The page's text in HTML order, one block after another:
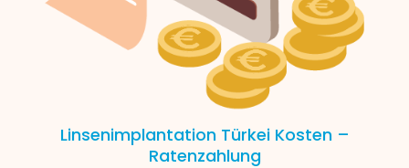
Linsenimplantation Türkei Kosten –
Ratenzahlung